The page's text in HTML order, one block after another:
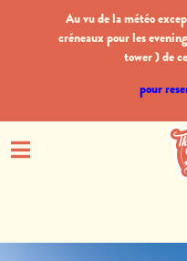
Au vu de la météo
créneaux pour les
tower ) de
pour